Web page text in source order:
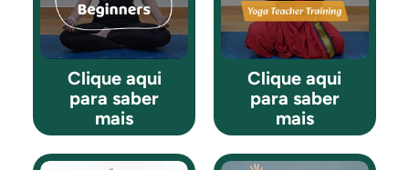
Clique aqui
para saber
mais
Clique aqui
para saber
mais